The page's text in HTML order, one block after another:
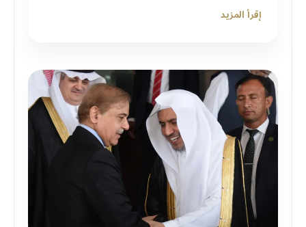
إقرأ المزيد